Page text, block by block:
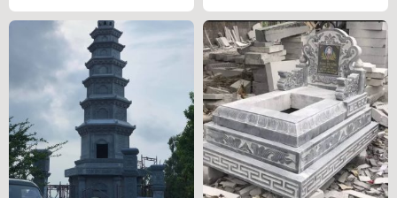
0
out
0
out
of
5